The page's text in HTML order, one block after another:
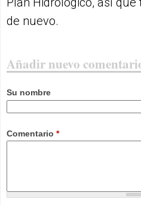
de nuevo.
Añadir nuevo
Su nombre
Comentario *